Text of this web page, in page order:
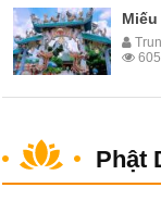
605
Phật